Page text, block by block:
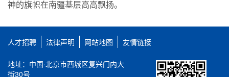
神的旗帜在南疆基层高高飘扬。
人才招聘 法律声明 网站地图 友情链接
地址：中国·北京市西城区复兴门内大
街30号